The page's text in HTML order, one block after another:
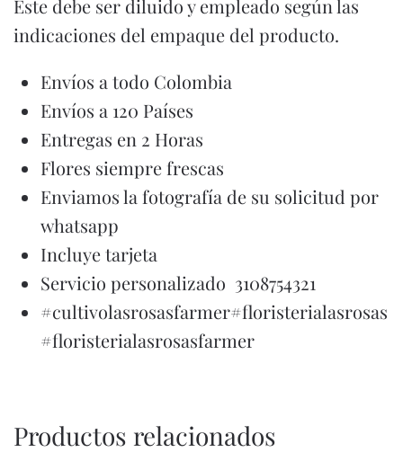
Éste debe ser diluido y empleado según las
indicaciones del empaque del producto.
Envíos a todo Colombia
Envíos a 120 Países
Entregas en 2 Horas
Flores siempre frescas
Enviamos la fotografía de su solicitud por
whatsapp
Incluye tarjeta
Servicio personalizado 3108754321
#cultivolasrosasfarmer#floristerialasrosas
#floristerialasrosasfarmer
Productos relacionados